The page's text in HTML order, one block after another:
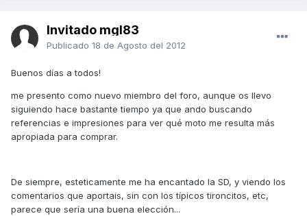
Invitado mgl83
Publicado 18 de Agosto del 2012
Buenos días a todos!
me presento como nuevo miembro del foro, aunque os llevo
siguiendo hace bastante tiempo ya que ando buscando
referencias e impresiones para ver qué moto me resulta más
apropiada para comprar.
De siempre, esteticamente me ha encantado la SD, y viendo los
comentarios que aportais, sin con los típicos tironcitos, etc,
parece que sería una buena elección...